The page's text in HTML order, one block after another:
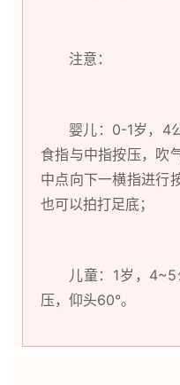
注意：
婴儿：0-1岁，4
食指与中指按压，吹
中点向下一横指进行
也可以拍打足底；
儿童：1岁，
压，仰头60°。